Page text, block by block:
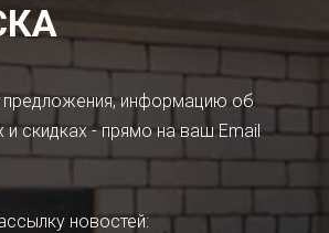
предложения, информацию об
и скидках - прямо на ваш Email
новостей: